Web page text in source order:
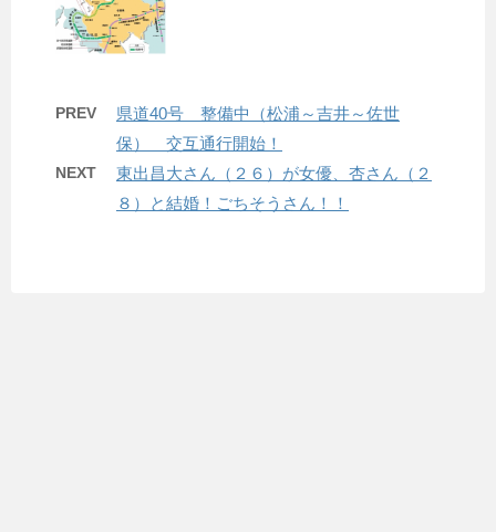
PREV
県道40号 整備中（松浦～吉井～佐世
保） 交互通行開始！
NEXT
東出昌大さん（２６）が女優、杏さん（２
８）と結婚！ごちそうさん！！